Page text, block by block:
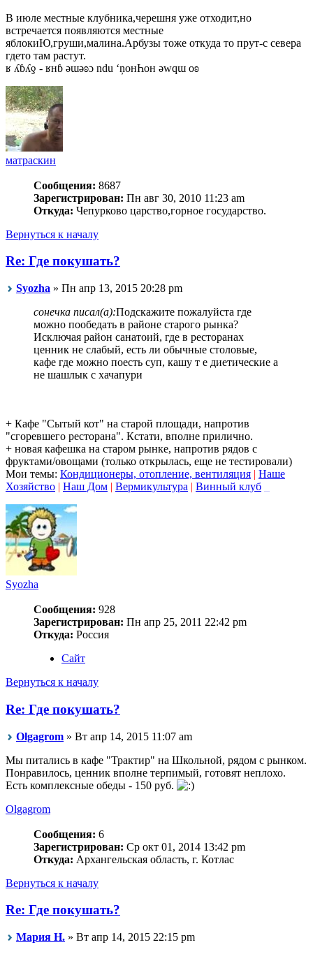
В июле местные клубника,черешня уже отходит,но
встречается появляются местные
яблокиЮ,груши,малина.Арбузы тоже откуда то прут-с севера
гдето там растут.
ʁ ʎɓʎƍ - ʁнɓ ǝɯǝʚɔ ndu ‘ņонҺон ǝwqɯ оʚ
матраскин
Сообщения: 8687
Зарегистрирован: Пн авг 30, 2010 11:23 am
Откуда: Чепурково царство,горное государство.
Вернуться к началу
Re: Где покушать?
Syozha » Пн апр 13, 2015 20:28 pm
сонечка писал(а):Подскажите пожалуйста где
можно пообедать в районе старого рынка?
Исключая район санатоий, где в ресторанах
ценник не слабый, есть ли обычные столовые,
кафе где можно поесть суп, кашу т е диетические а
не шашлык с хачапури
+ Кафе "Сытый кот" на старой площади, напротив
"сгоревшего ресторана". Кстати, вполне прилично.
+ новая кафешка на старом рынке, напротив рядов с
фруктами/овощами (только открылась, еще не тестировали)
Мои темы: Кондиционеры, отопление, вентиляция | Наше
Хозяйство | Наш Дом | Вермикультура | Винный клуб
Syozha
Сообщения: 928
Зарегистрирован: Пн апр 25, 2011 22:42 pm
Откуда: Россия
Сайт
Вернуться к началу
Re: Где покушать?
Olgagrom » Вт апр 14, 2015 11:07 am
Мы питались в кафе "Трактир" на Школьной, рядом с рынком.
Понравилось, ценник вполне терпимый, готовят неплохо.
Есть комплексные обеды - 150 руб.
Olgagrom
Сообщения: 6
Зарегистрирован: Ср окт 01, 2014 13:42 pm
Откуда: Архангельская область, г. Котлас
Вернуться к началу
Re: Где покушать?
Мария Н. » Вт апр 14, 2015 22:15 pm